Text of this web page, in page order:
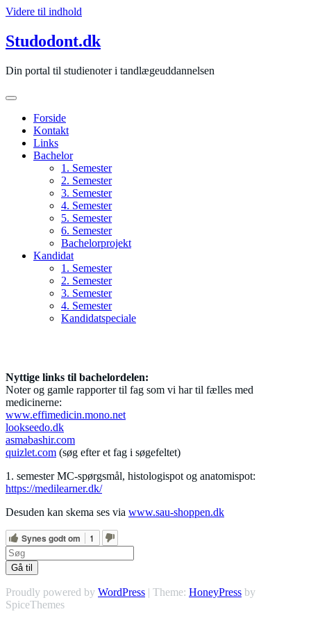
Videre til indhold
Studodont.dk
Din portal til studienoter i tandlægeuddannelsen
Forside
Kontakt
Links
Bachelor
1. Semester
2. Semester
3. Semester
4. Semester
5. Semester
6. Semester
Bachelorprojekt
Kandidat
1. Semester
2. Semester
3. Semester
4. Semester
Kandidatspeciale
Nyttige links til bachelordelen:
Noter og gamle rapporter til fag som vi har til fælles med
medicinerne:
www.effimedicin.mono.net
lookseedo.dk
asmabashir.com
quizlet.com (søg efter et fag i søgefeltet)
1. semester MC-spørgsmål, histologispot og anatomispot:
https://medilearner.dk/
Desuden kan skema ses via www.sau-shoppen.dk
Synes godt om 1
Gå til
Proudly powered by WordPress | Theme: HoneyPress by
SpiceThemes